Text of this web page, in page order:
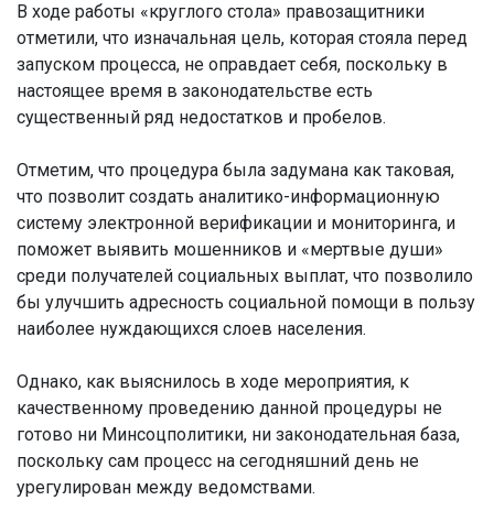
В ходе работы «круглого стола» правозащитники
отметили, что изначальная цель, которая стояла перед
запуском процесса, не оправдает себя, поскольку в
настоящее время в законодательстве есть
существенный ряд недостатков и пробелов.
Отметим, что процедура была задумана как таковая,
что позволит создать аналитико-информационную
систему электронной верификации и мониторинга, и
поможет выявить мошенников и «мертвые души»
среди получателей социальных выплат, что позволило
бы улучшить адресность социальной помощи в пользу
наиболее нуждающихся слоев населения.
Однако, как выяснилось в ходе мероприятия, к
качественному проведению данной процедуры не
готово ни Минсоцполитики, ни законодательная база,
поскольку сам процесс на сегодняшний день не
урегулирован между ведомствами.